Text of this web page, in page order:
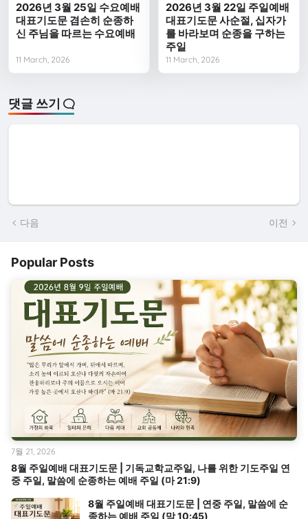
2026년 3월 25일 수요예배
대표기도문 겸손히 순종하
신 주님을 따르는 수요예배
11 March, 2026
2026년 3월 22일 주일예배
대표기도문 사순절, 십자가
를 바라보며 순종을 구하는
주일
11 March, 2026
댓글 쓰기
다음 이전
Popular Posts
8월 주일예배 대표기도문 | 기독교학교주일, 나를 위한 기도주일 연
중 주일, 말씀에 순종하는 예배 주일 (마 21:9)
7월 21, 2026
8월 주일예배 대표기도문 | 연중 주일, 말씀에 순
종하는 예배 주일 (막 10:45)